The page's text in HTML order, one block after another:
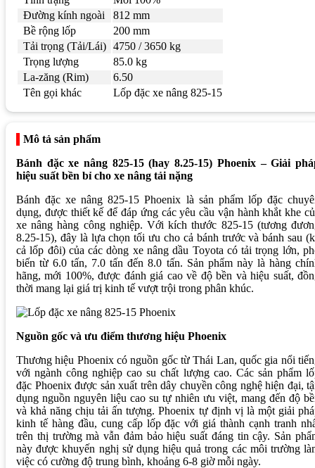
Đường kính ngoài
812 mm
Bề rộng lốp
200 mm
Tải trọng (Tải/Lái) 4750 / 3650 kg
Trọng lượng
85.0 kg
La-zăng (Rim)
6.50
Tên gọi khác
Lốp đặc xe nâng 825-15
Mô tả sản phẩm
Bánh đặc xe nâng 825-15 (hay 8.25-15) Phoenix – Giải
hiệu suất bền bỉ cho xe nâng tải nặng
Bánh đặc xe nâng 825-15 Phoenix là sản phẩm lốp đặc
dụng, được thiết kế để đáp ứng các yêu cầu vận hành khắt khe
xe nâng hàng công nghiệp. Với kích thước 825-15 (tương
8.25-15), đây là lựa chọn tối ưu cho cả bánh trước và bánh sau
cả lốp đôi) của các dòng xe nâng dầu Toyota có tải trọng lớn,
biến từ 6.0 tấn, 7.0 tấn đến 8.0 tấn. Sản phẩm này là hàng
hãng, mới 100%, được đánh giá cao về độ bền và hiệu suất,
thời mang lại giá trị kinh tế vượt trội trong phân khúc.
Nguồn gốc và ưu điểm thương hiệu Phoenix
Thương hiệu Phoenix có nguồn gốc từ Thái Lan, quốc gia nổi
với ngành công nghiệp cao su chất lượng cao. Các sản phẩm
đặc Phoenix được sản xuất trên dây chuyền công nghệ hiện đại,
dụng nguồn nguyên liệu cao su tự nhiên ưu việt, mang đến độ
và khả năng chịu tải ấn tượng. Phoenix tự định vị là một giải
kinh tế hàng đầu, cung cấp lốp đặc với giá thành cạnh tranh
trên thị trường mà vẫn đảm bảo hiệu suất đáng tin cậy. Sản
này được khuyến nghị sử dụng hiệu quả trong các môi trường
việc có cường độ trung bình, khoảng 6-8 giờ mỗi ngày.